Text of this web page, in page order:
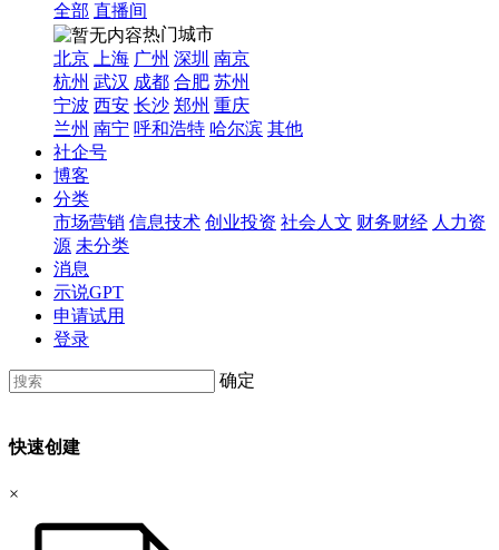
全部 直播间
热门城市
北京
上海 广州 深圳 南京
杭州 武汉 成都 合肥 苏州
宁波 西安 长沙 郑州 重庆
兰州 南宁 呼和浩特 哈尔滨 其他
社企号
博客
分类
市场营销 信息技术 创业投资 社会人文 财务财经 人力资
源 未分类
消息
示说GPT
申请试用
登录
确定
快速创建
×